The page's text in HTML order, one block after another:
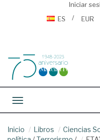
Iniciar
ES
EUR
Toggle navigation
Inicio Libros Ciencias